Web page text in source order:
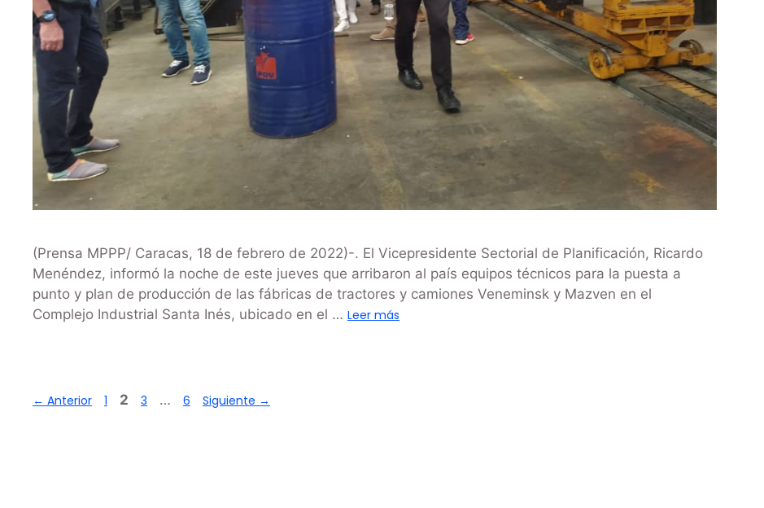
(Prensa MPPP/ Caracas, 18 de febrero de 2022)-. El Vicepresidente Sectorial de Planificación, Ricardo
Menéndez, informó la noche de este jueves que arribaron al país equipos técnicos para la puesta a
punto y plan de producción de las fábricas de tractores y camiones Veneminsk y Mazven en el
Complejo Industrial Santa Inés, ubicado en el … Leer más
← Anterior 1 2 3 … 6 Siguiente →